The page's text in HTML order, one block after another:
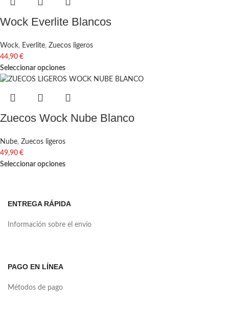
Wock Everlite Blancos
Wock, Everlite, Zuecos ligeros
44,90 €
Seleccionar opciones
Zuecos Wock Nube Blanco
Nube, Zuecos ligeros
49,90 €
Seleccionar opciones
ENTREGA RÁPIDA
Información sobre el envío
PAGO EN LÍNEA
Métodos de pago